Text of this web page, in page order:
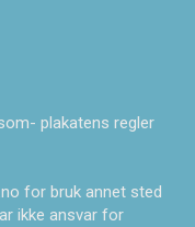
plakatens regler
for bruk annet sted
ikke ansvar for